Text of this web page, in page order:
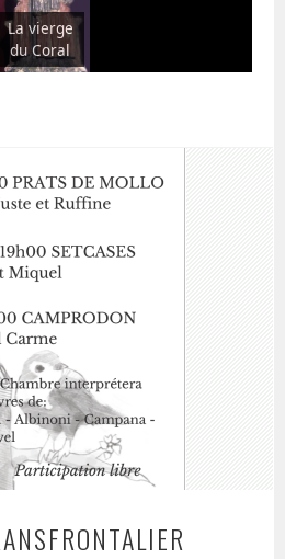
La vierge
du Coral